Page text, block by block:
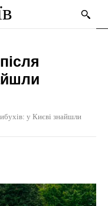
у Києві знайшли